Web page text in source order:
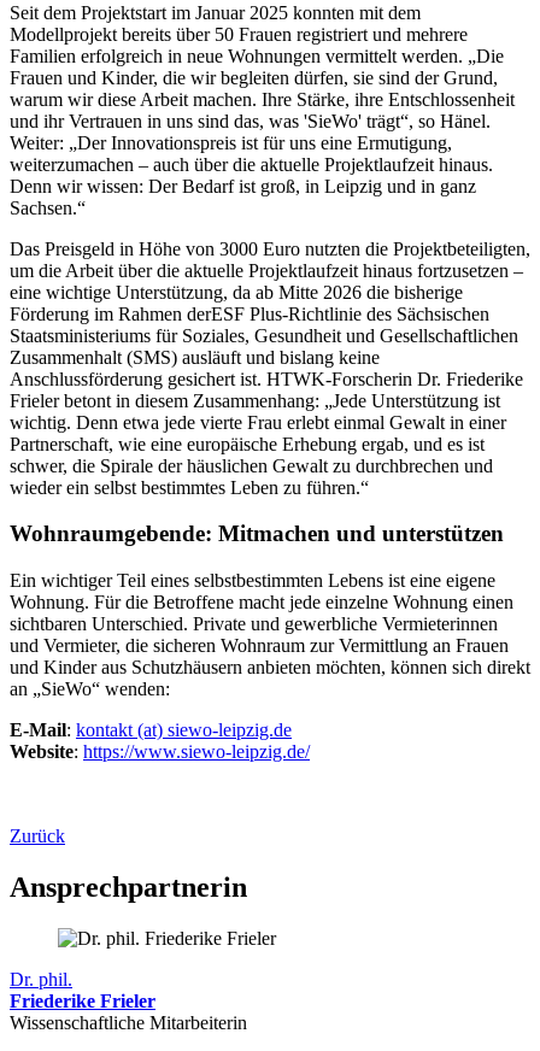
Seit dem Projektstart im Januar 2025 konnten mit dem
Modellprojekt bereits über 50 Frauen registriert und mehrere
Familien erfolgreich in neue Wohnungen vermittelt werden. „Die
Frauen und Kinder, die wir begleiten dürfen, sie sind der Grund,
warum wir diese Arbeit machen. Ihre Stärke, ihre Entschlossenheit
und ihr Vertrauen in uns sind das, was 'SieWo' trägt“, so Hänel.
Weiter: „Der Innovationspreis ist für uns eine Ermutigung,
weiterzumachen – auch über die aktuelle Projektlaufzeit hinaus.
Denn wir wissen: Der Bedarf ist groß, in Leipzig und in ganz
Sachsen.“
Das Preisgeld in Höhe von 3000 Euro nutzten die Projektbeteiligten,
um die Arbeit über die aktuelle Projektlaufzeit hinaus fortzusetzen –
eine wichtige Unterstützung, da ab Mitte 2026 die bisherige
Förderung im Rahmen derESF Plus-Richtlinie des Sächsischen
Staatsministeriums für Soziales, Gesundheit und Gesellschaftlichen
Zusammenhalt (SMS) ausläuft und bislang keine
Anschlussförderung gesichert ist. HTWK-Forscherin Dr. Friederike
Frieler betont in diesem Zusammenhang: „Jede Unterstützung ist
wichtig. Denn etwa jede vierte Frau erlebt einmal Gewalt in einer
Partnerschaft, wie eine europäische Erhebung ergab, und es ist
schwer, die Spirale der häuslichen Gewalt zu durchbrechen und
wieder ein selbst bestimmtes Leben zu führen.“
Wohnraumgebende: Mitmachen und unterstützen
Ein wichtiger Teil eines selbstbestimmten Lebens ist eine eigene
Wohnung. Für die Betroffene macht jede einzelne Wohnung einen
sichtbaren Unterschied. Private und gewerbliche Vermieterinnen
und Vermieter, die sicheren Wohnraum zur Vermittlung an Frauen
und Kinder aus Schutzhäusern anbieten möchten, können sich direkt
an „SieWo“ wenden:
E-Mail: kontakt (at) siewo-leipzig.de
Website: https://www.siewo-leipzig.de/
Zurück
Ansprechpartnerin
Dr. phil.
Friederike Frieler
Wissenschaftliche Mitarbeiterin